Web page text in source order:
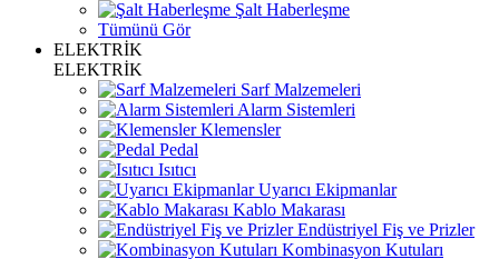
Şalt Haberleşme
Tümünü Gör
ELEKTRİK
ELEKTRİK
Sarf Malzemeleri
Alarm Sistemleri
Klemensler
Pedal
Isıtıcı
Uyarıcı Ekipmanlar
Kablo Makarası
Endüstriyel Fiş ve Prizler
Kombinasyon Kutuları